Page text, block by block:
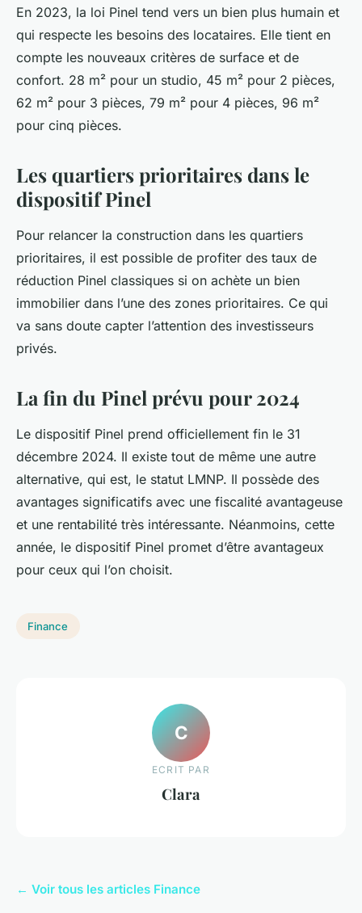
En 2023, la loi Pinel tend vers un bien plus humain et
qui respecte les besoins des locataires. Elle tient en
compte les nouveaux critères de surface et de
confort. 28 m² pour un studio, 45 m² pour 2 pièces,
62 m² pour 3 pièces, 79 m² pour 4 pièces, 96 m²
pour cinq pièces.
Les quartiers prioritaires dans le
dispositif Pinel
Pour relancer la construction dans les quartiers
prioritaires, il est possible de profiter des taux de
réduction Pinel classiques si on achète un bien
immobilier dans l’une des zones prioritaires. Ce qui
va sans doute capter l’attention des investisseurs
privés.
La fin du Pinel prévu pour 2024
Le dispositif Pinel prend officiellement fin le 31
décembre 2024. Il existe tout de même une autre
alternative, qui est, le statut LMNP. Il possède des
avantages significatifs avec une fiscalité avantageuse
et une rentabilité très intéressante. Néanmoins, cette
année, le dispositif Pinel promet d’être avantageux
pour ceux qui l’on choisit.
Finance
C
ECRIT PAR
Clara
← Voir tous les articles Finance